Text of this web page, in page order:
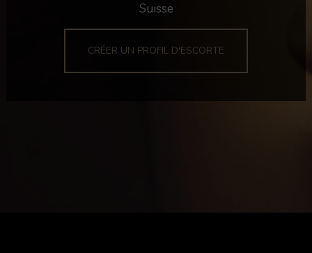
Suisse
CRÉER UN PROFIL D'ESCORTE